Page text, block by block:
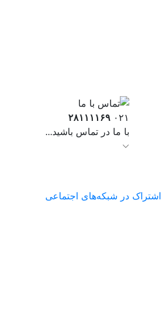
۰۲۱ ۲۸۱۱۱۱۶۹
با ما در تماس باشید...
اشتراک در شبکه‌های اجتماعی